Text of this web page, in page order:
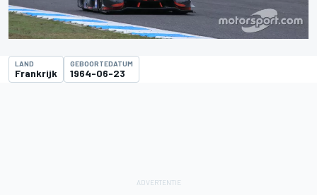
LAND
Frankrijk
GEBOORTEDATUM
1964-06-23